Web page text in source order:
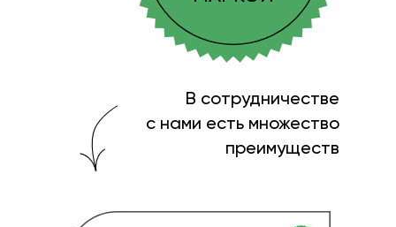
В сотрудничестве
с нами есть множество
преимуществ